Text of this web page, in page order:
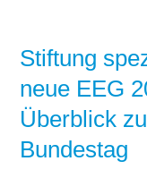
Stiftung
neue EEG
Überblick
Bundestag